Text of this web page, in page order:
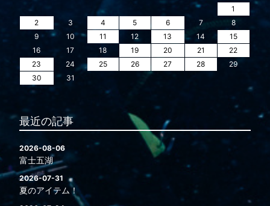
1
2
3 4 5 6 7
8
9
10 11 12 13 14
15
16
17 18 19 20 21
22
23
24 25 26 27 28
29
30
31
最近の記事
2026-08-06
富士五湖
2026-07-31
夏のアイテム！